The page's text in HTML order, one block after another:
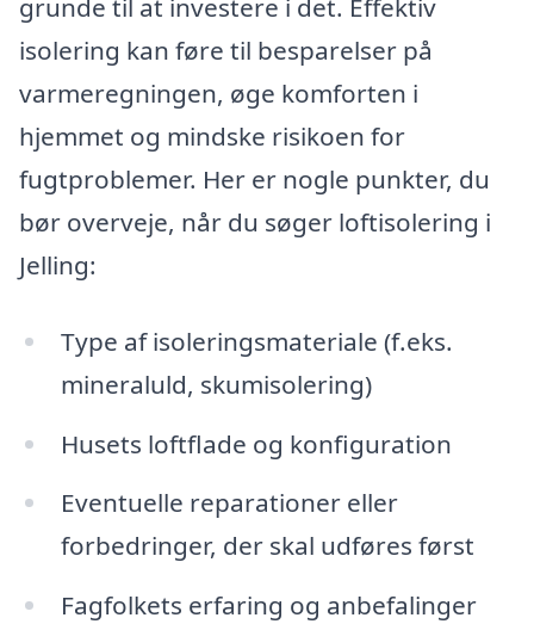
grunde til at investere i det. Effektiv
isolering kan føre til besparelser på
varmeregningen, øge komforten i
hjemmet og mindske risikoen for
fugtproblemer. Her er nogle punkter, du
bør overveje, når du søger loftisolering i
Jelling:
Type af isoleringsmateriale (f.eks.
mineraluld, skumisolering)
Husets loftflade og konfiguration
Eventuelle reparationer eller
forbedringer, der skal udføres først
Fagfolkets erfaring og anbefalinger